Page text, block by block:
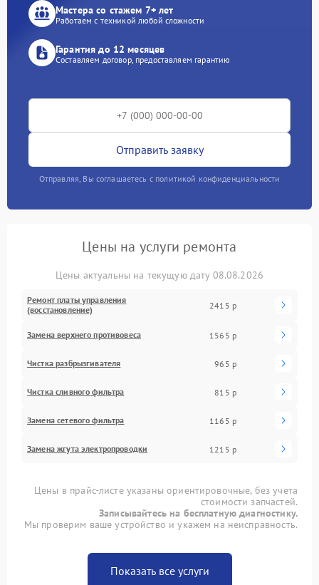
Мастера со стажем 7+ лет
Работаем с техникой любой сложности
Гарантия до 12 месяцев
Составляем договор, предоставляем гарантию
Отправить заявку
Отправляя, Вы соглашаетесь с политикой конфиденциальности
Цены на услуги ремонта
Цены актуальны на текущую дату 08.08.2026
Ремонт платы управления
(восстановление)
2415 р
Замена верхнего противовеса 1565 р
Чистка разбрызгивателя 965 р
Чистка сливного фильтра 815 р
Замена сетевого фильтра 1165 р
Замена жгута электропроводки 1215 р
Цены в прайс-листе указаны ориентировочные, без учета
стоимости запчастей.
Записывайтесь на бесплатную диагностику.
Мы проверим ваше устройство и укажем на неисправность.
Показать все услуги